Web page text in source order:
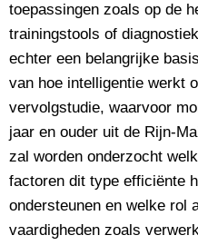
toepassingen zoals op de
trainingstools of
echter een belangrijke
van hoe intelligentie werkt
vervolgstudie, waarvoor
jaar en ouder uit de Rijn-
zal worden onderzocht
factoren dit type efficiënte
ondersteunen en welke rol
vaardigheden zoals